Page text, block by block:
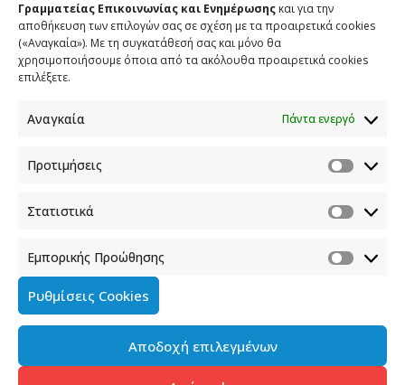
Γραμματείας Επικοινωνίας και Ενημέρωσης και για την
αποθήκευση των επιλογών σας σε σχέση με τα προαιρετικά cookies
(«Αναγκαία»). Με τη συγκατάθεσή σας και μόνο θα
χρησιμοποιήσουμε όποια από τα ακόλουθα προαιρετικά cookies
επιλέξετε.
Αναγκαία Πάντα ενεργό
Προτιμήσεις
Στατιστικά
Εμπορικής Προώθησης
Ρυθμίσεις Cookies
Αποδοχή επιλεγμένων
ΕΠΙΚΟΙΝΩΝΙΑ
Φραγκούδη 11 & Αλεξάνδρου Πάντου
info.media@media.gov.gr
Πολιτική Cookies
Όροι χρήσης
Πολιτική προστασίας προσωπικών δεδομένων του